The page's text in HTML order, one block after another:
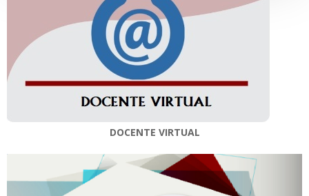
DOCENTE VIRTUAL